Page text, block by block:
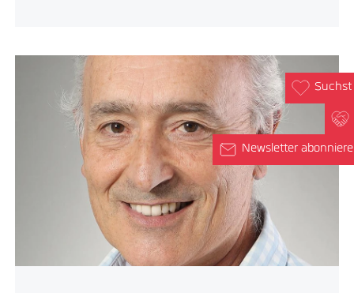
Newsletter